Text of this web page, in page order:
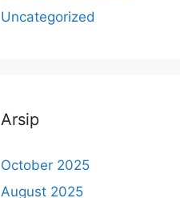
Uncategorized
Arsip
October 2025
August 2025